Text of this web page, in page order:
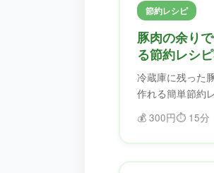
節約レシピ
豚肉の余り
る節約レシ
冷蔵庫に残った
作れる簡単節約
でも大丈夫！ふ
ず、美味しく節約
💰 300円⏱️ 15分